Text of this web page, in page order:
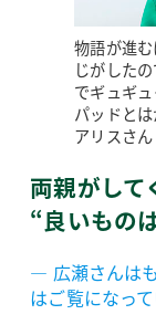
物語が進
じがした
でギュギ
パッドと
アリスさん
両親がして
“良いもの
― 広瀬さんは
はご覧になっ